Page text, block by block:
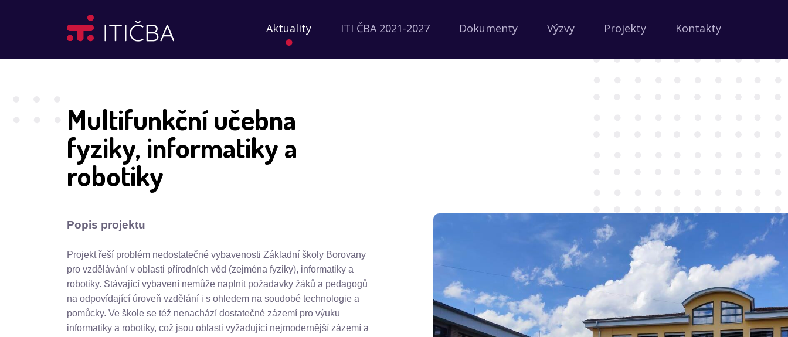
Aktuality ITI ČBA 2021-2027 Dokumenty Výzvy Projekty Kontakty
Multifunkční učebna
fyziky, informatiky a
robotiky
Popis projektu
Projekt řeší problém nedostatečné vybavenosti Základní školy Borovany
pro vzdělávání v oblasti přírodních věd (zejména fyziky), informatiky a
robotiky. Stávající vybavení nemůže naplnit požadavky žáků a pedagogů
na odpovídající úroveň vzdělání i s ohledem na soudobé technologie a
pomůcky. Ve škole se též nenachází dostatečné zázemí pro výuku
informatiky a robotiky, což jsou oblasti vyžadující nejmodernější zázemí a